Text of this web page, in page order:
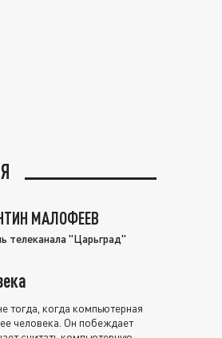
МАЛОФЕЕВ
телеканала "Царьград"
тогда, когда компьютерная
человека. Он побеждает